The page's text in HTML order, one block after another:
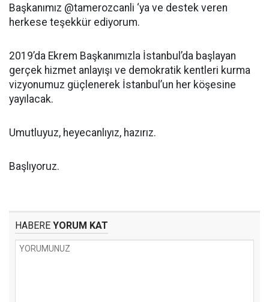
Başkanımız @tamerozcanli ‘ya ve destek veren
herkese teşekkür ediyorum.
2019’da Ekrem Başkanımızla İstanbul’da başlayan
gerçek hizmet anlayışı ve demokratik kentleri kurma
vizyonumuz güçlenerek İstanbul’un her köşesine
yayılacak.
Umutluyuz, heyecanlıyız, hazırız.
Başlıyoruz.
HABERE YORUM KAT